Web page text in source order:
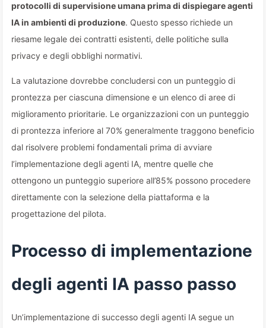
protocolli di supervisione umana prima di dispiegare agenti
IA in ambienti di produzione. Questo spesso richiede un
riesame legale dei contratti esistenti, delle politiche sulla
privacy e degli obblighi normativi.
La valutazione dovrebbe concludersi con un punteggio di
prontezza per ciascuna dimensione e un elenco di aree di
miglioramento prioritarie. Le organizzazioni con un punteggio
di prontezza inferiore al 70% generalmente traggono beneficio
dal risolvere problemi fondamentali prima di avviare
l’implementazione degli agenti IA, mentre quelle che
ottengono un punteggio superiore all’85% possono procedere
direttamente con la selezione della piattaforma e la
progettazione del pilota.
Processo di implementazione
degli agenti IA passo passo
Un’implementazione di successo degli agenti IA segue un